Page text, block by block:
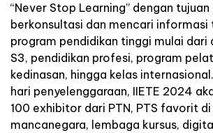
“Never Stop Learning” dengan tujuan
berkonsultasi dan mencari informasi
program pendidikan tinggi mulai dari
S3, pendidikan profesi, program
kedinasan, hingga kelas
hari penyelenggaraan, IIETE 2024
100 exhibitor dari PTN, PTS favorit
mancanegara, lembaga kursus,